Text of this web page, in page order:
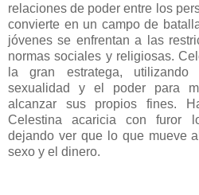
relaciones de poder entre los
convierte en un campo de
jóvenes se enfrentan a las
normas sociales y religiosas.
la gran estratega,
sexualidad y el poder para
alcanzar sus propios fines.
Celestina acaricia con furor
dejando ver que lo que mueve
sexo y el dinero.